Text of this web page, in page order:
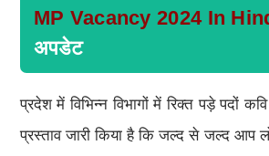
MP Vacancy 2024 In
अपडेट
प्रदेश में विभिन्न विभागों में रिक्त पड़े पदों
प्रस्ताव जारी किया है कि जल्द से जल्द आप